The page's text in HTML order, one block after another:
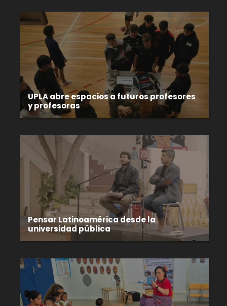
UPLA abre espacios a futuros profesores
y profesoras
Pensar Latinoamérica desde la
universidad pública